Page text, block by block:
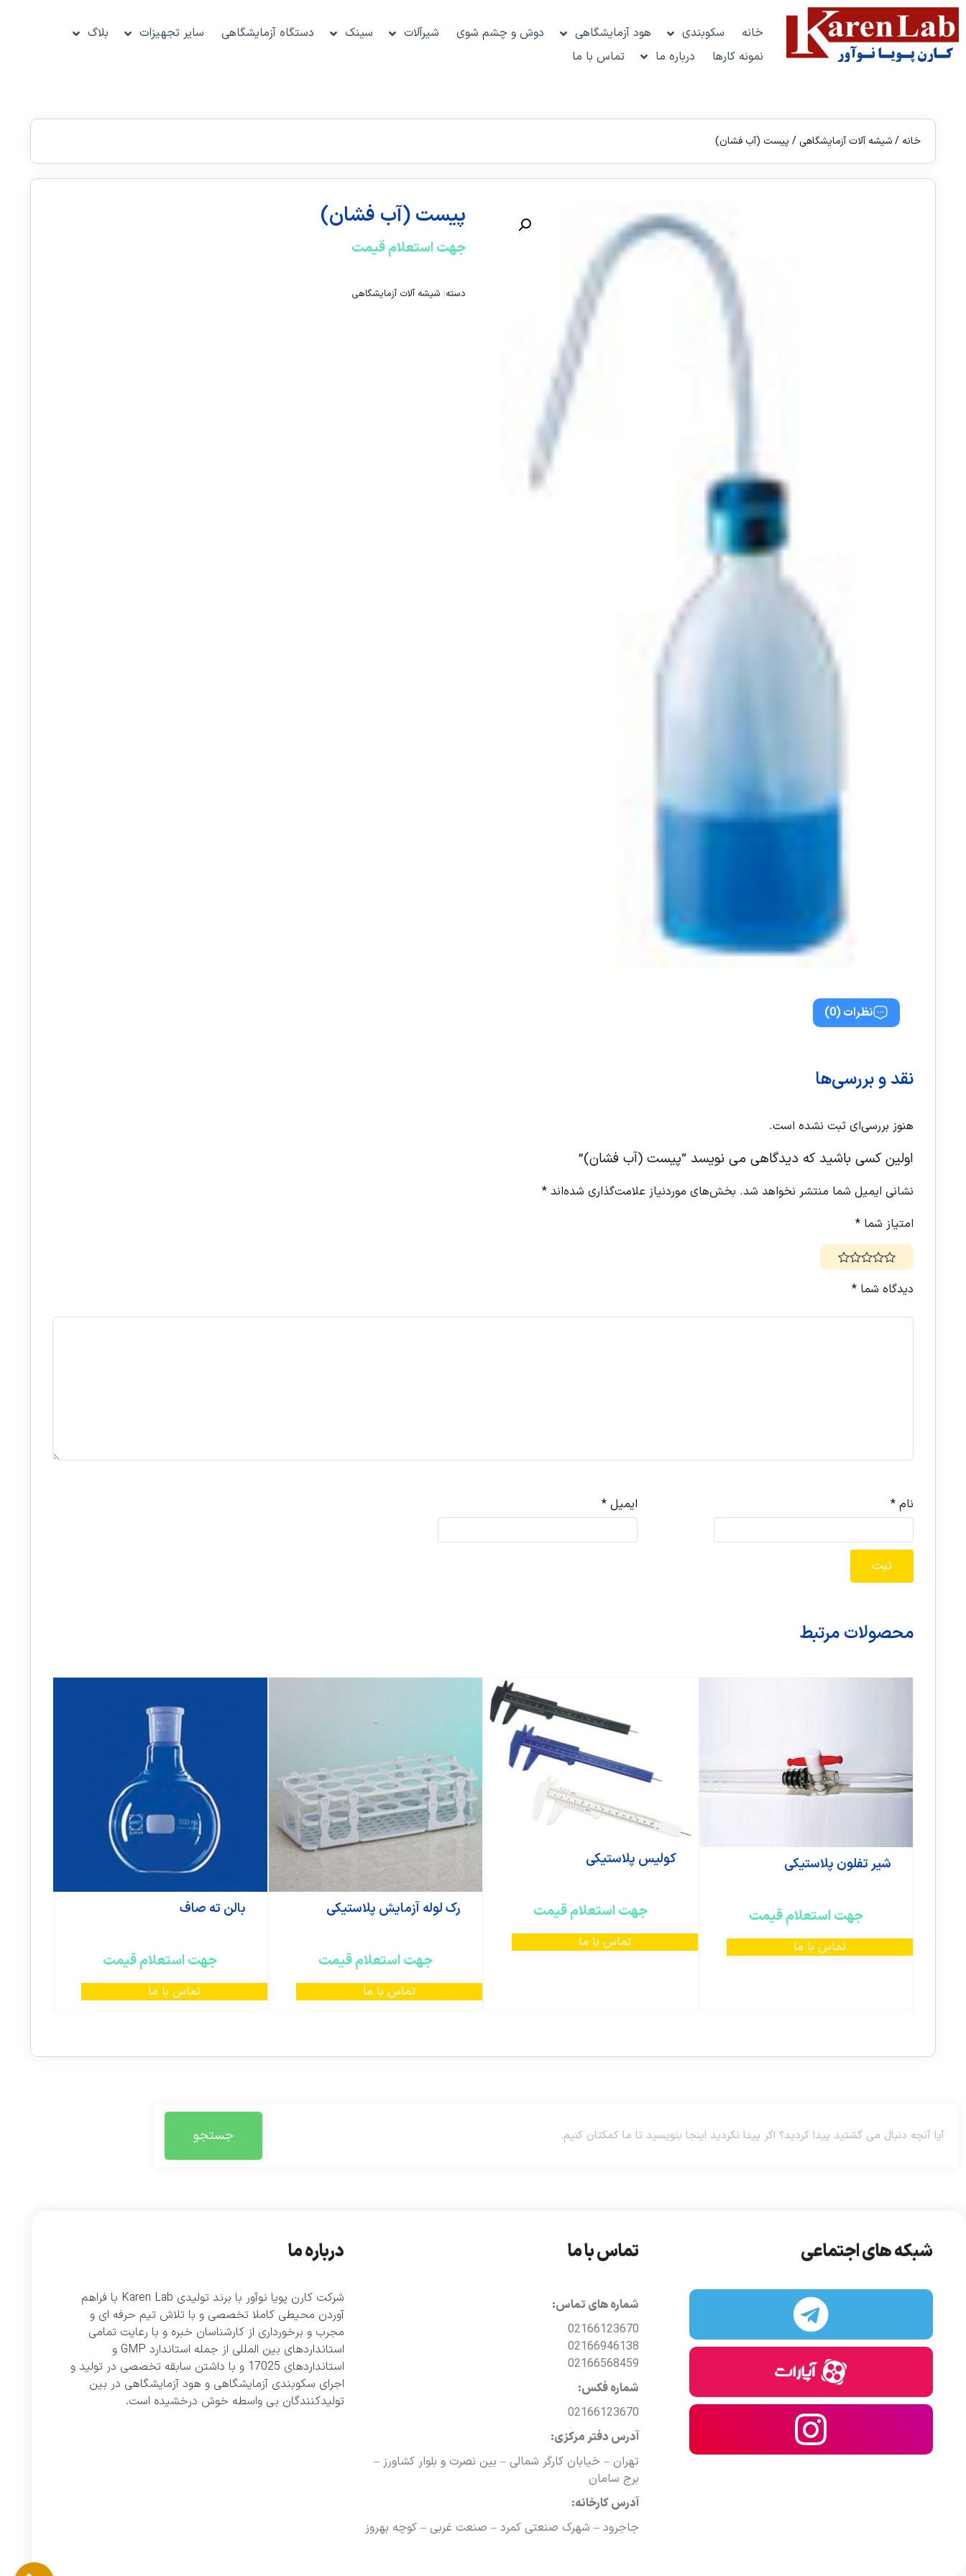
خانه سکوبندی هود آزمایشگاهی دوش و چشم شوی شیرآلات سینک دستگاه آزمایشگاهی سایر تجهیزات
بلاگ
نمونه کارها
درباره ما تماس با ما
خانه /شیشه آلات آزمایشگاهی / پیست (آب فشان)
پیست (آب فشان)
جهت استعلام قیمت
دسته: شیشه آلات آزمایشگاهی
نظرات (0)
نقد و بررسی‌ها
هنوز بررسی‌ای ثبت نشده است.
اولین کسی باشید که دیدگاهی می نویسد “پیست (آب فشان)”
نشانی ایمیل شما منتشر نخواهد شد. بخش‌های موردنیاز علامت‌گذاری شده‌اند *
امتیاز شما *
دیدگاه شما *
نام * ایمیل *
محصولات مرتبط
شیر تفلون پلاستیکی
جهت استعلام قیمت
تماس با ما
کولیس پلاستیکی
جهت استعلام قیمت
تماس با ما
رک لوله آزمایش پلاستیکی
جهت استعلام قیمت
تماس با ما
بالن ته صاف
جهت استعلام قیمت
تماس با ما
جستجو
شبکه های اجتماعی تماس با ما
شماره های تماس:
02166123670
02166946138
02166568459
شماره فکس:
02166123670
آدرس دفتر مرکزی:
تهران – خیابان کارگر شمالی – بین نصرت و بلوار کشاورز –
برج سامان
آدرس کارخانه:
جاجرود – شهرک صنعتی کمرد – صنعت غربی – کوچه بهروز
درباره ما
شرکت کارن پویا نوآور با برند تولیدی Karen Lab با فراهم
آوردن محیطی کاملا تخصصی و با تلاش تیم حرفه ای و
مجرب و برخورداری از کارشناسان خبره و با رعایت تمامی
استانداردهای بین المللی از جمله استاندارد GMP و
استانداردهای 17025 و با داشتن سابقه تخصصی در تولید و
اجرای سکوبندی آزمایشگاهی و هود آزمایشگاهی در بین
تولیدکنندگان بی واسطه خوش درخشیده است.